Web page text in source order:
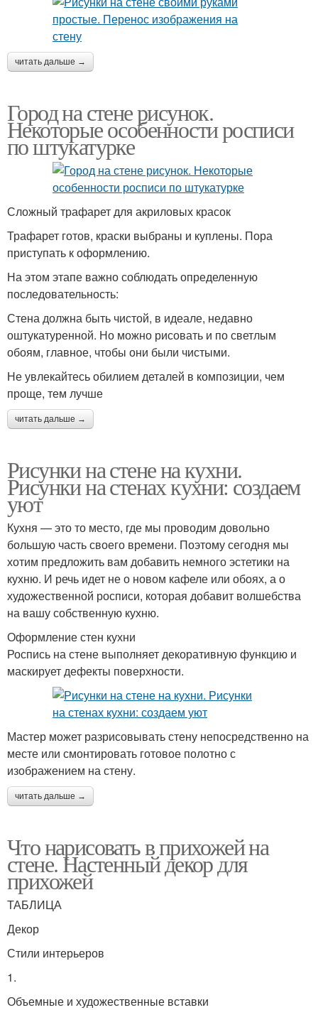
читать дальше →
Город на стене рисунок.
Некоторые особенности росписи
по штукатурке
Сложный трафарет для акриловых красок
Трафарет готов, краски выбраны и куплены. Пора
приступать к оформлению.
На этом этапе важно соблюдать определенную
последовательность:
Стена должна быть чистой, в идеале, недавно
оштукатуренной. Но можно рисовать и по светлым
обоям, главное, чтобы они были чистыми.
Не увлекайтесь обилием деталей в композиции, чем
проще, тем лучше
читать дальше →
Рисунки на стене на кухни.
Рисунки на стенах кухни: создаем
уют
Кухня — это то место, где мы проводим довольно
большую часть своего времени. Поэтому сегодня мы
хотим предложить вам добавить немного эстетики на
кухню. И речь идет не о новом кафеле или обоях, а о
художественной росписи, которая добавит волшебства
на вашу собственную кухню.
Оформление стен кухни
Роспись на стене выполняет декоративную функцию и
маскирует дефекты поверхности.
Мастер может разрисовывать стену непосредственно на
месте или смонтировать готовое полотно с
изображением на стену.
читать дальше →
Что нарисовать в прихожей на
стене. Настенный декор для
прихожей
ТАБЛИЦА
Декор
Стили интерьеров
1.
Объемные и художественные вставки